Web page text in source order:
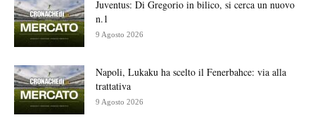
Juventus: Di Gregorio in bilico, si cerca un nuovo
n.1
9 Agosto 2026
Napoli, Lukaku ha scelto il Fenerbahce: via alla
trattativa
9 Agosto 2026